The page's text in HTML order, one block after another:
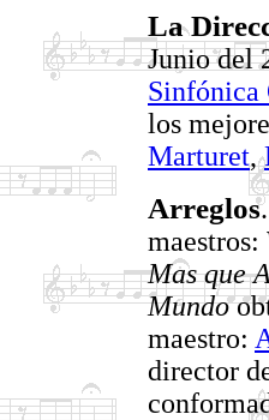
La
Junio del
Sinfónica
los
Marturet,
Arreglos
Mas que
Mundo
maestro:
director